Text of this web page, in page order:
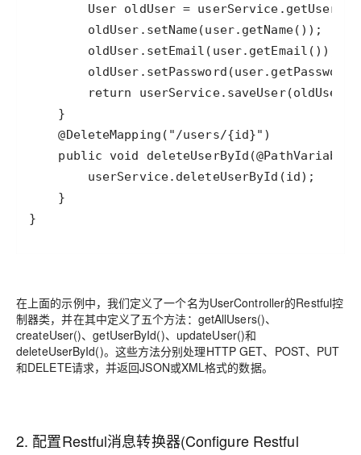
}
在上面的示例中，我们定义了一个名为UserController的Restful控
制器类，并在其中定义了五个方法：getAllUsers()、
createUser()、getUserById()、updateUser()和
deleteUserById()。这些方法分别处理HTTP GET、POST、PUT
和DELETE请求，并返回JSON或XML格式的数据。
2. 配置Restful消息转换器(Configure Restful